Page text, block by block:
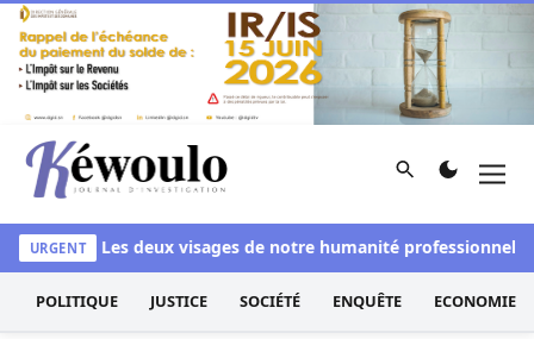
Aller au contenu
Kéwoulo, le premier site d'information et d'investigation
Rechercher
URGENTLes deux visages de notre humanité professionnelle :
POLITIQUE JUSTICE SOCIÉTÉ ENQUÊTE ECONOMIE